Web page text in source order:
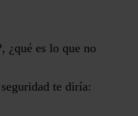
¿qué es lo que no
te diría: